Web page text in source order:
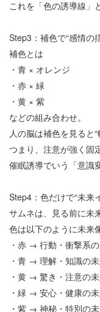
これを「色の誘導線」
Step3 ：補色で“感情の
補色とは
・青 × オレンジ
・赤 × 緑
・黄 × 紫
などの組み合わせ。
人の脳は補色を見ると“
つまり、注意が強く固
催眠誘導でいう「意識
Step4 ：色だけで“未来
サムネは、見る前に未
色は以下のように未来
・赤 → 行動・衝撃系
・青 → 理解・知識の
・黄 → 驚き・注意の
・緑 → 安心・健康の
・紫 → 神秘・特別の